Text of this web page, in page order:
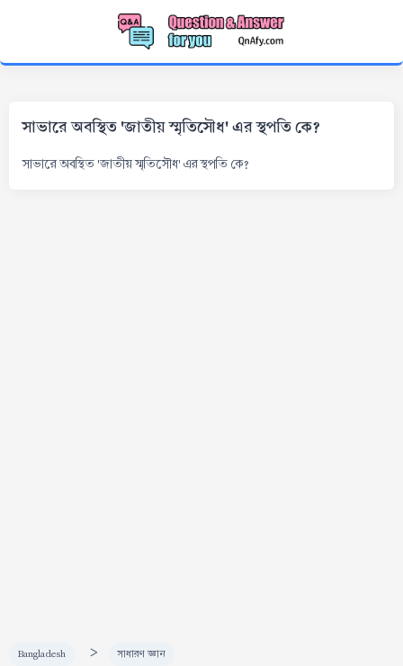
সাভারে অবস্থিত 'জাতীয় স্মৃতিসৌধ' এর স্থপতি কে?
সাভারে অবস্থিত 'জাতীয় স্মৃতিসৌধ' এর স্থপতি কে?
Bangladesh > সাধারণ জ্ঞান